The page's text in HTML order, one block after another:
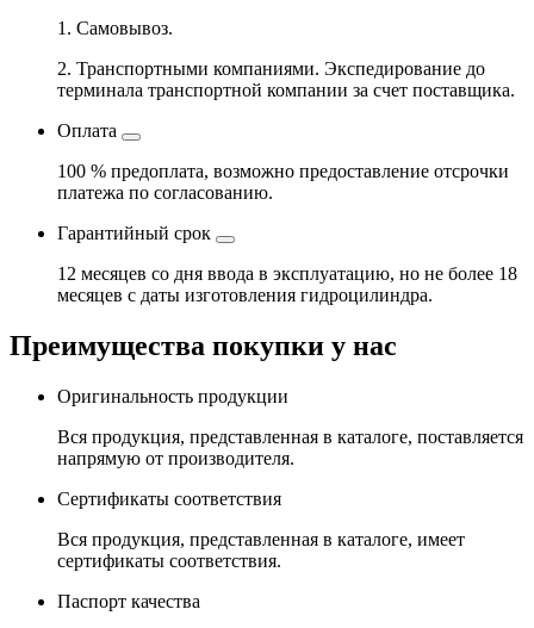
1. Самовывоз.
2. Транспортными компаниями. Экспедирование до
терминала транспортной компании за счет поставщика.
Оплата
100 % предоплата, возможно предоставление отсрочки
платежа по согласованию.
Гарантийный срок
12 месяцев со дня ввода в эксплуатацию, но не более 18
месяцев с даты изготовления гидроцилиндра.
Преимущества покупки у нас
Оригинальность продукции
Вся продукция, представленная в каталоге, поставляется
напрямую от производителя.
Сертификаты соответствия
Вся продукция, представленная в каталоге, имеет
сертификаты соответствия.
Паспорт качества